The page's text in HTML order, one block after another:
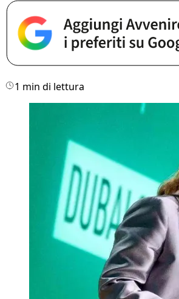
1 min di lettura